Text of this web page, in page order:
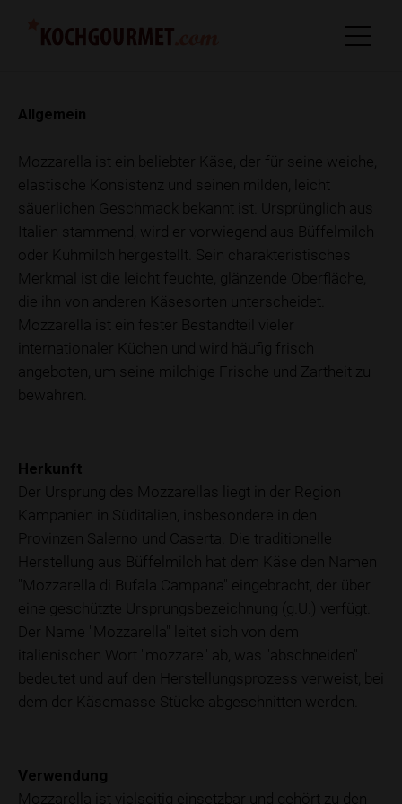
Allgemein
Mozzarella ist ein beliebter Käse, der für seine weiche,
elastische Konsistenz und seinen milden, leicht
säuerlichen Geschmack bekannt ist. Ursprünglich aus
Italien stammend, wird er vorwiegend aus Büffelmilch
oder Kuhmilch hergestellt. Sein charakteristisches
Merkmal ist die leicht feuchte, glänzende Oberfläche,
die ihn von anderen Käsesorten unterscheidet.
Mozzarella ist ein fester Bestandteil vieler
internationaler Küchen und wird häufig frisch
angeboten, um seine milchige Frische und Zartheit zu
bewahren.
Herkunft
Der Ursprung des Mozzarellas liegt in der Region
Kampanien in Süditalien, insbesondere in den
Provinzen Salerno und Caserta. Die traditionelle
Herstellung aus Büffelmilch hat dem Käse den Namen
"Mozzarella di Bufala Campana" eingebracht, der über
eine geschützte Ursprungsbezeichnung (g.U.) verfügt.
Der Name "Mozzarella" leitet sich von dem
italienischen Wort "mozzare" ab, was "abschneiden"
bedeutet und auf den Herstellungsprozess verweist, bei
dem der Käsemasse Stücke abgeschnitten werden.
Verwendung
Mozzarella ist vielseitig einsetzbar und gehört zu den